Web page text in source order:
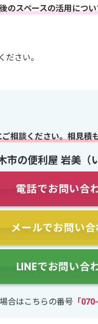
のスペースの活用につ
さい。
相談ください。相見積
市の便利屋 岩美（
電話でお問い合
メールでお問い合
LINEでお問い合
合はこちらの番号「